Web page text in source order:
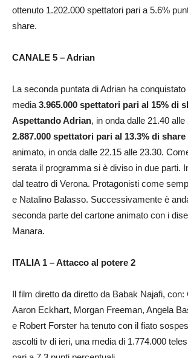
ottenuto 1.202.000 spettatori pari a 5.6%
share.
CANALE 5 – Adrian
La seconda puntata di Adrian ha conquistato
media 3.965.000 spettatori pari al 15% di
Aspettando Adrian, in onda dalle 21.40
2.887.000 spettatori pari al 13.3% di share
animato, in onda dalle 22.15 alle 23.30.
serata il programma si è diviso in due parti.
dal teatro di Verona. Protagonisti come
e Natalino Balasso. Successivamente è
seconda parte del cartone animato con i
Manara.
ITALIA 1 – Attacco al potere 2
Il film diretto da diretto da Babak Najafi, con:
Aaron Eckhart, Morgan Freeman, Angela
e Robert Forster ha tenuto con il fiato
ascolti tv di ieri, una media di 1.774.000